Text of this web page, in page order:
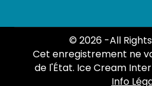
© 2026 -All
Cet enregistrement ne
de l'État. Ice Cream
Info